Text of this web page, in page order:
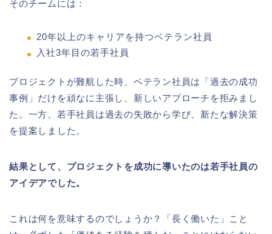
そのチームには：
20年以上のキャリアを持つベテラン社員
入社3年目の若手社員
プロジェクトが難航した時、ベテラン社員は「過去の成功
事例」だけを頑なに主張し、新しいアプローチを拒みまし
た。一方、若手社員は過去の失敗から学び、新たな解決策
を提案しました。
結果として、プロジェクトを成功に導いたのは若手社員の
アイデアでした。
これは何を意味するのでしょうか？「長く働いた」こと